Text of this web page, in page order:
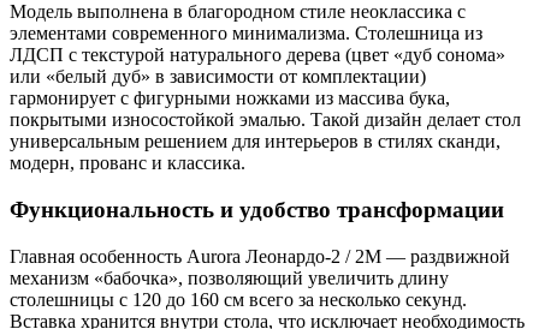
Модель выполнена в благородном стиле неоклассика с
элементами современного минимализма. Столешница из
ЛДСП с текстурой натурального дерева (цвет «дуб сонома»
или «белый дуб» в зависимости от комплектации)
гармонирует с фигурными ножками из массива бука,
покрытыми износостойкой эмалью. Такой дизайн делает стол
универсальным решением для интерьеров в стилях сканди,
модерн, прованс и классика.
Функциональность и удобство трансформации
Главная особенность Aurora Леонардо-2 / 2М — раздвижной
механизм «бабочка», позволяющий увеличить длину
столешницы с 120 до 160 см всего за несколько секунд.
Вставка хранится внутри стола, что исключает необходимость